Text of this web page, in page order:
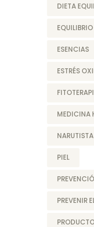
DIETA
ESENCIAS
ESTRÉS
MEDICINA
NARUTISTA
PIEL
PREVENIR